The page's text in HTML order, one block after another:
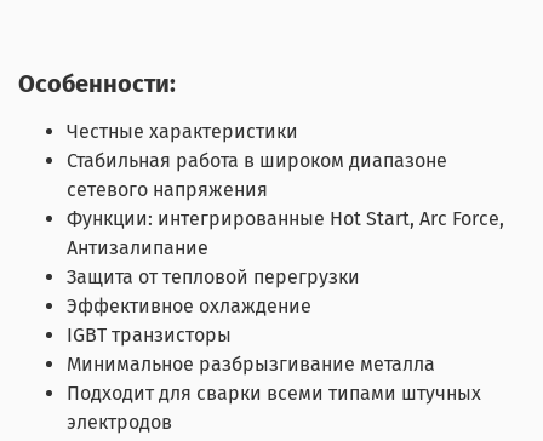
Особенности:
Честные характеристики
Стабильная работа в широком диапазоне
сетевого напряжения
Функции: интегрированные Hot Start, Arc Force,
Антизалипание
Защита от тепловой перегрузки
Эффективное охлаждение
IGВТ транзисторы
Минимальное разбрызгивание металла
Подходит для сварки всеми типами штучных
электродов